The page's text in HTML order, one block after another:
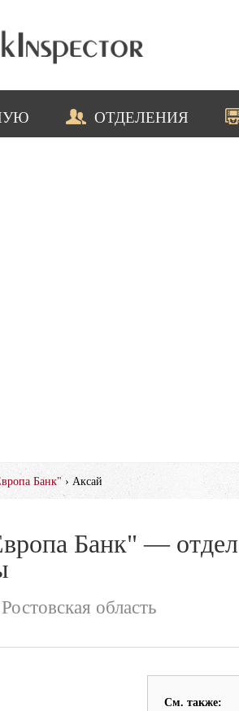
ОТДЕЛЕНИЯ
Банк" › Аксай
Банк" —
область
См. также: